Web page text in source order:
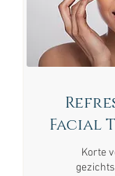
Facial
Korte